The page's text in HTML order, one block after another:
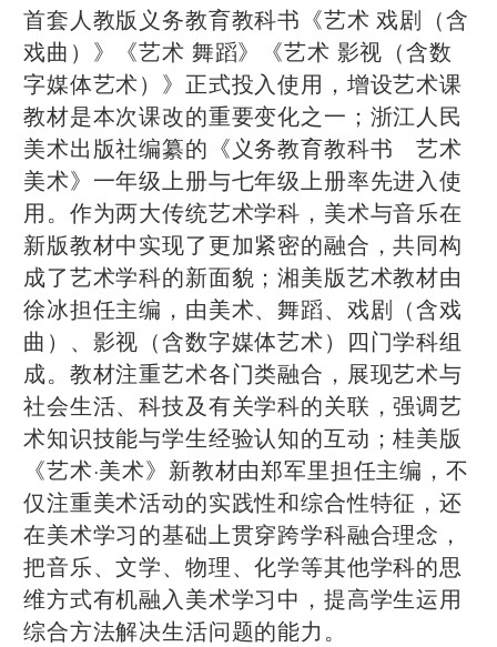
首套人教版义务教育教科书《艺术 戏剧（含
戏曲）》《艺术 舞蹈》《艺术 影视（含数
字媒体艺术）》正式投入使用，增设艺术课
教材是本次课改的重要变化之一；浙江人民
美术出版社编纂的《义务教育教科书 艺术
美术》一年级上册与七年级上册率先进入使
用。作为两大传统艺术学科，美术与音乐在
新版教材中实现了更加紧密的融合，共同构
成了艺术学科的新面貌；湘美版艺术教材由
徐冰担任主编，由美术、舞蹈、戏剧（含戏
曲）、影视（含数字媒体艺术）四门学科组
成。教材注重艺术各门类融合，展现艺术与
社会生活、科技及有关学科的关联，强调艺
术知识技能与学生经验认知的互动；桂美版
《艺术·美术》新教材由郑军里担任主编，不
仅注重美术活动的实践性和综合性特征，还
在美术学习的基础上贯穿跨学科融合理念，
把音乐、文学、物理、化学等其他学科的思
维方式有机融入美术学习中，提高学生运用
综合方法解决生活问题的能力。